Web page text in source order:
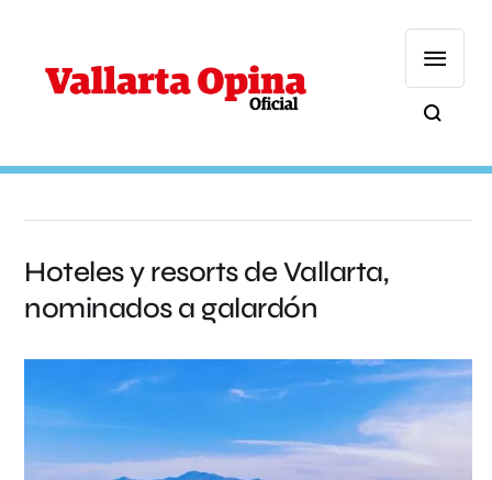
Hoteles y resorts de Vallarta,
nominados a galardón